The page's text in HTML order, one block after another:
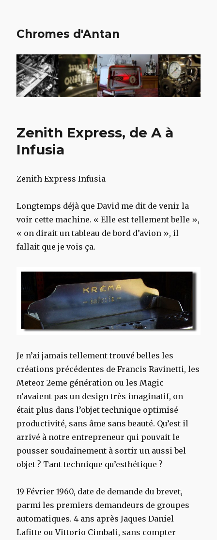
Chromes d'Antan
Zenith Express, de A à
Infusia
Zenith Express Infusia
Longtemps déjà que David me dit de venir la
voir cette machine. « Elle est tellement belle »,
« on dirait un tableau de bord d’avion », il
fallait que je vois ça.
Je n’ai jamais tellement trouvé belles les
créations précédentes de Francis Ravinetti, les
Meteor 2eme génération ou les Magic
n’avaient pas un design très imaginatif, on
était plus dans l’objet technique optimisé
productivité, sans âme sans beauté. Qu’est il
arrivé à notre entrepreneur qui pouvait le
pousser soudainement à sortir un aussi bel
objet ? Tant technique qu’esthétique ?
19 Février 1960, date de demande du brevet,
parmi les premiers demandeurs de groupes
automatiques. 4 ans après Jaques Daniel
Lafitte ou Vittorio Cimbali, sans compter